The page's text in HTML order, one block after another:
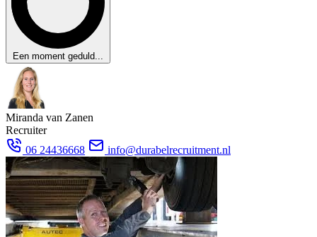
Een moment geduld...
Miranda van Zanen
Recruiter
06 24436668
info@durabelrecruitment.nl